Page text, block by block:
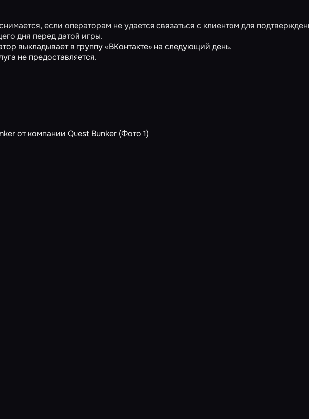
если операторам не удается связаться с клиентом для
дня перед датой игры.
выкладывает в группу «ВКонтакте» на следующий день.
не предоставляется.